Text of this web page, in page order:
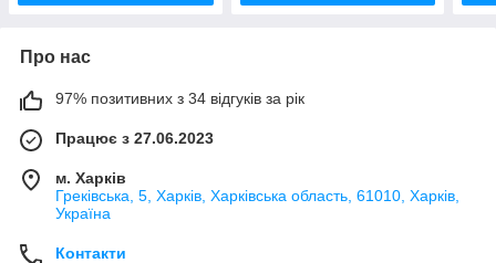
Про нас
97% позитивних з 34 відгуків за рік
Працює з 27.06.2023
м. Харків
Греківська, 5, Харків, Харківська область, 61010, Харків,
Україна
Контакти